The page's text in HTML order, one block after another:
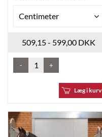
Centimeter
509,15 - 599,00 DKK
- +
Læg i kurv